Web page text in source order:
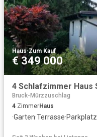
Haus·Zum Kauf
€ 349 000
Bruck-Mürzzuschlag
4 ZimmerHaus
·Garten·Terrasse·Parkplatz